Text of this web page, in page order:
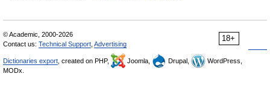
18+
© Academic, 2000-2026
Contact us: Technical Support Advertising
Dictionaries export , created on PHP, Joomla, Drupal,
WordPress,
MODx.